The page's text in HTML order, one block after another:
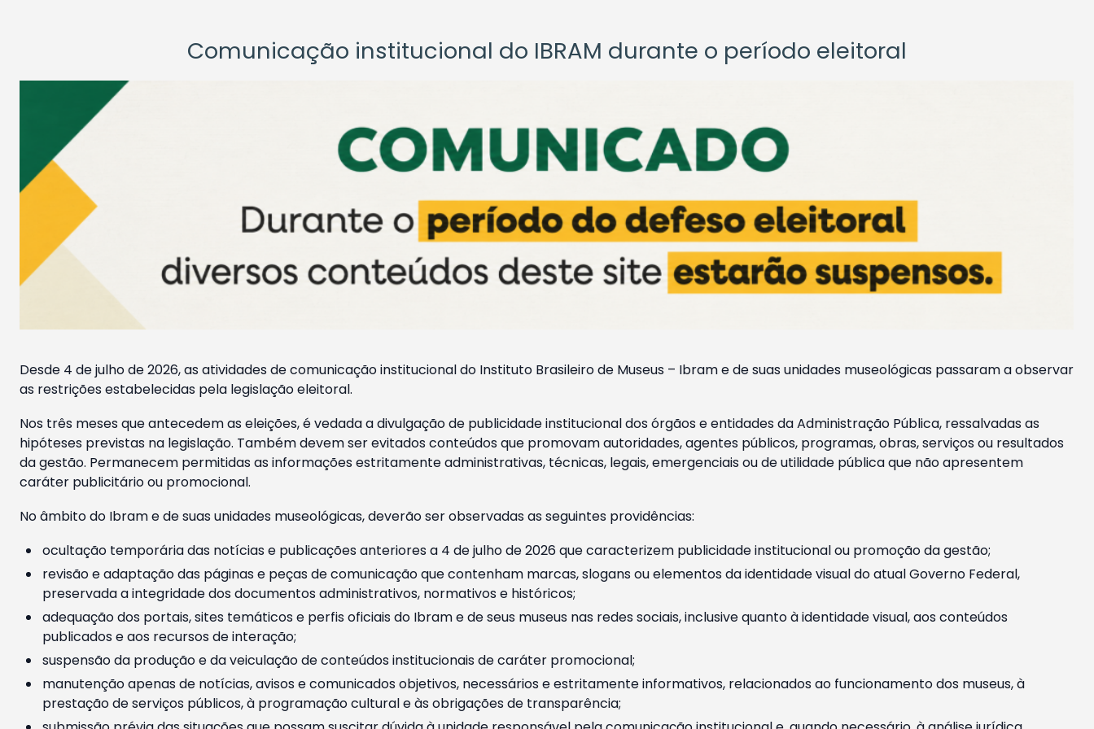
Comunicação institucional do IBRAM durante o período eleitoral
Desde 4 de julho de 2026, as atividades de comunicação institucional do Instituto Brasileiro de Museus – Ibram e de suas unidades museológicas passaram a observar
as restrições estabelecidas pela legislação eleitoral.
Nos três meses que antecedem as eleições, é vedada a divulgação de publicidade institucional dos órgãos e entidades da Administração Pública, ressalvadas as
hipóteses previstas na legislação. Também devem ser evitados conteúdos que promovam autoridades, agentes públicos, programas, obras, serviços ou resultados
da gestão. Permanecem permitidas as informações estritamente administrativas, técnicas, legais, emergenciais ou de utilidade pública que não apresentem
caráter publicitário ou promocional.
No âmbito do Ibram e de suas unidades museológicas, deverão ser observadas as seguintes providências:
ocultação temporária das notícias e publicações anteriores a 4 de julho de 2026 que caracterizem publicidade institucional ou promoção da gestão;
revisão e adaptação das páginas e peças de comunicação que contenham marcas, slogans ou elementos da identidade visual do atual Governo Federal,
preservada a integridade dos documentos administrativos, normativos e históricos;
adequação dos portais, sites temáticos e perfis oficiais do Ibram e de seus museus nas redes sociais, inclusive quanto à identidade visual, aos conteúdos
publicados e aos recursos de interação;
suspensão da produção e da veiculação de conteúdos institucionais de caráter promocional;
manutenção apenas de notícias, avisos e comunicados objetivos, necessários e estritamente informativos, relacionados ao funcionamento dos museus, à
prestação de serviços públicos, à programação cultural e às obrigações de transparência;